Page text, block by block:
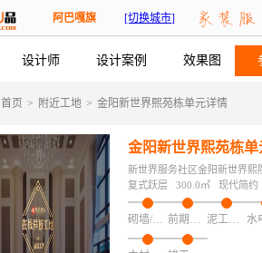
阿巴嘎旗 [切换城市]
设计师 设计案例 效果图
首页 > 附近工地 > 金阳新世界熙苑栋单元详情
金阳新世界熙苑栋单
新世界服务社区金阳新世界熙
复式跃层
300.0㎡ 现代简约
砌墙/加建/拆改/保护 前期磁粉找平 泥工项目